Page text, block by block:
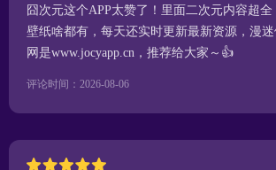
囧次元这个APP太赞了！里面二次元内容超全
壁纸啥都有，每天还实时更新最新资源，漫
网是www.jocyapp.cn，推荐给大家～👍
评论时间：2026-08-06